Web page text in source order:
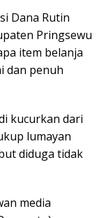
Dana Rutin
Pringsewu
item belanja
dan penuh
kucurkan dari
lumayan
diduga tidak
media